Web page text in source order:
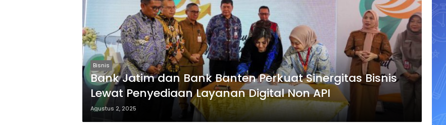
Bisnis
Bank Jatim dan Bank Banten Perkuat Sinergitas Bisnis
Lewat Penyediaan Layanan Digital Non API
Agustus 2, 2025